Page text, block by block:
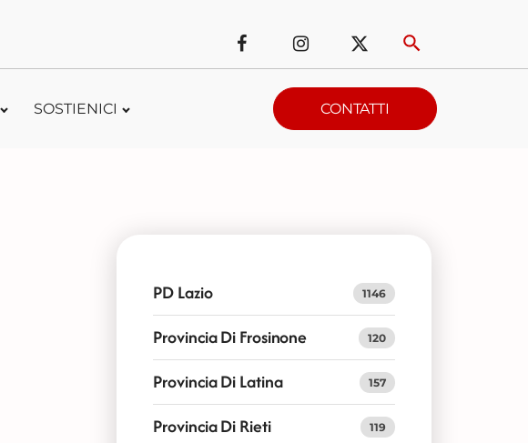
SOSTIENICI CONTATTI
PD Lazio 1146
Provincia Di Frosinone 120
Provincia Di Latina 157
Provincia Di Rieti 119